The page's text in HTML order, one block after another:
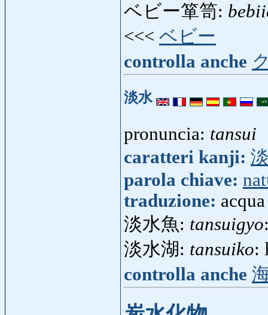
ベビー箪笥:
<<< ベビー
controlla anche
淡水
pronuncia: tansui
caratteri kanji:
parola chiave:
traduzione:
淡水魚: tansuigyo
淡水湖: tansuiko:
controlla anche